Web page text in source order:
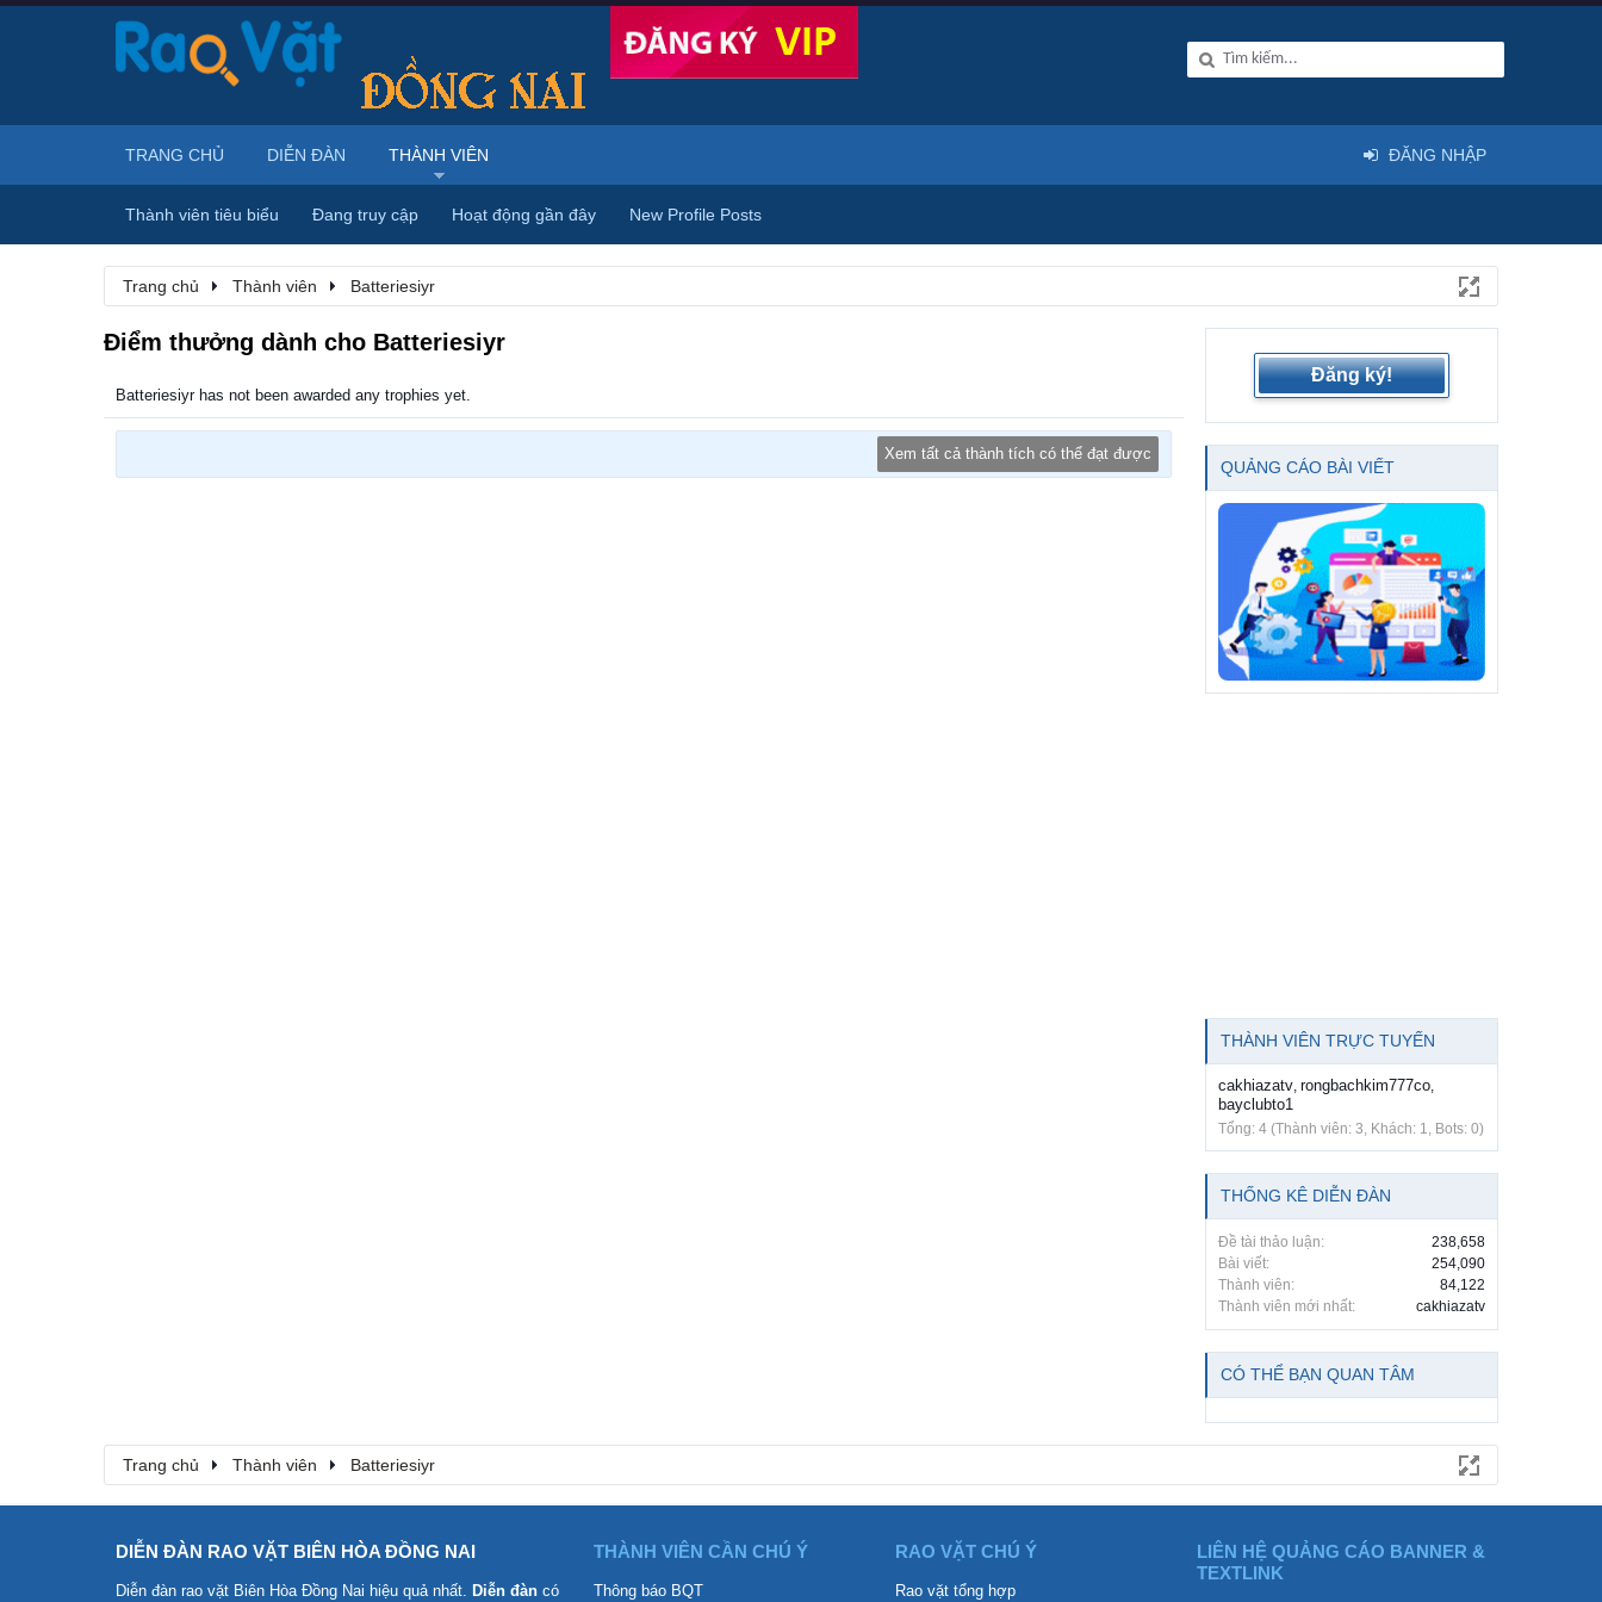
Trang chủ Thành viên Batteriesiyr
Điểm thưởng dành cho Batteriesiyr
Batteriesiyr has not been awarded any trophies yet.
Xem tất cả thành tích có thể đạt được
Đăng ký!
QUẢNG CÁO BÀI VIẾT
THÀNH VIÊN TRỰC TUYẾN
cakhiazatv, rongbachkim777co,
bayclubto1
Tổng: 4 (Thành viên: 3, Khách: 1, Bots: 0)
THỐNG KÊ DIỄN ĐÀN
Đề tài thảo luận:
238,658
Bài viết:
254,090
Thành viên:
84,122
Thành viên mới nhất:
cakhiazatv
CÓ THỂ BẠN QUAN TÂM
Trang chủ Thành viên Batteriesiyr
TRANG CHỦ DIỄN ĐÀN THÀNH VIÊN
Thành viên tiêu biểu Đang truy cập Hoạt động gần đây New Profile Posts
ĐĂNG NHẬP
DIỄN ĐÀN RAO VẶT BIÊN HÒA ĐỒNG NAI
Diễn đàn rao vặt Biên Hòa Đồng Nai hiệu quả nhất. Diễn đàn có
THÀNH VIÊN CẦN CHÚ Ý
Thông báo BQT
RAO VẶT CHÚ Ý
Rao vặt tổng hợp
LIÊN HỆ QUẢNG CÁO BANNER &
TEXTLINK